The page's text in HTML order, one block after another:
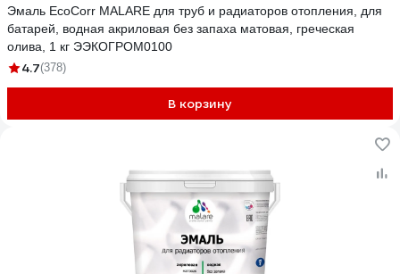
Эмаль EcoCorr MALARE для труб и радиаторов отопления, для
батарей, водная акриловая без запаха матовая, греческая
олива, 1 кг ЭЭКОГРОМ0100
4.7(378)
В корзину